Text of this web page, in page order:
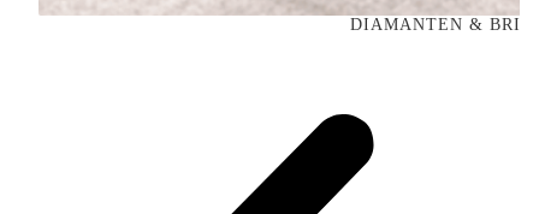
DIAMANTEN &